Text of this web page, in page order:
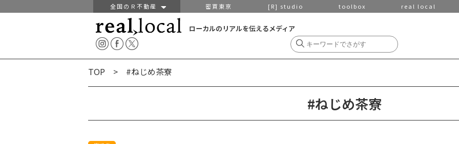
全国のＲ不動産 密買東京 [R] studio toolbox real local
ローカルのリアルを伝えるメディア
TOP > #ねじめ茶寮
#ねじめ茶寮